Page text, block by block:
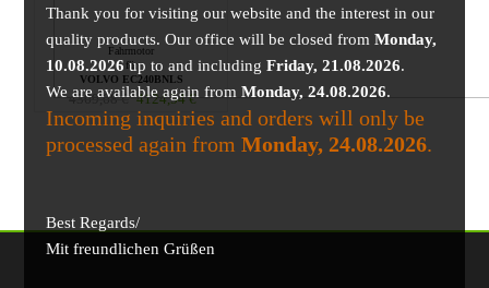
Thank you for visiting our website and the interest in our
quality products. Our office will be closed fromMonday,
10.08.2026up to and includingFriday, 21.08.2026.
We are available again fromMonday, 24.08.2026.
Incoming inquiries and orders will only be
processed again fromMonday, 24.08.2026.
Best Regards/
Mit freundlichen Grüßen
Fahrmotor
für
VOLVO EC240BNLS
4369,68€ 4124,54€